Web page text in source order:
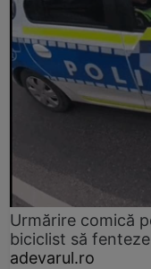
Urmărire comică
biciclist să
adevarul.ro